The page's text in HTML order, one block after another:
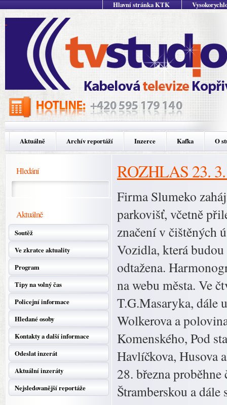
Hlavní stránka KTK
Aktuálně Archív reportáží Inzerce Kafka O
Hledání
Aktuálně
Soutěž
Ve zkratce aktuality
Program
Tipy na volný čas
Policejní informace
Hledané osoby
Kontakty a další informace
Odeslat inzerát
Aktuální inzeráty
Nejsledovanější reportáže
ROZHLAS 23.
Firma Slumeko
parkovišť, včetně
značení v čištěných
Vozidla, která
odtažena.
na webu města. Ve
T.G.Masaryka, dále
Wolkerova a
Komenského, Pod
Havlíčkova, Husova
28. března
Štramberskou a